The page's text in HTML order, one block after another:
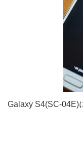
Galaxy S4(SC-04E)